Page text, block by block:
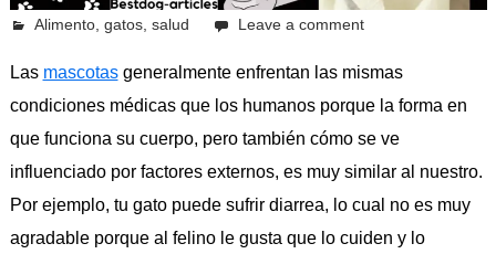
octubre 12, 2023
Pcvkk
Alimento, gatos, salud Leave a comment
Las mascotasgeneralmente enfrentan las mismas
condiciones médicas que los humanos porque la forma en
que funciona su cuerpo, pero también cómo se ve
influenciado por factores externos, es muy similar al nuestro.
Por ejemplo, tu gato puede sufrir diarrea, lo cual no es muy
agradable porque al felino le gusta que lo cuiden y lo